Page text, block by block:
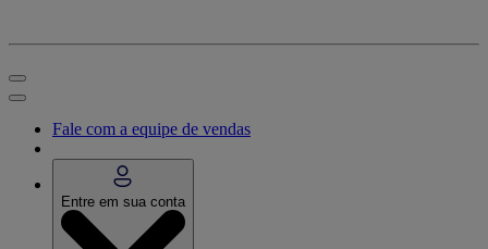
Fale com a equipe de vendas
Entre em sua conta